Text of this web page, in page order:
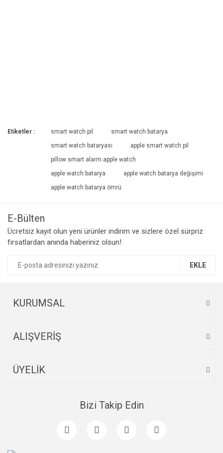
Etiketler : smart watch pil
smart watch batarya
smart watch bataryası
apple smart watch pil
pillow smart alarm apple watch
apple watch batarya
apple watch batarya değişimi
apple watch batarya ömrü
E-Bülten
Ücretsiz kayıt olun yeni ürünler indirim ve sizlere özel sürpriz
fırsatlardan anında haberiniz olsun!
EKLE
KURUMSAL
ALIŞVERİŞ
ÜYELİK
Bizi Takip Edin